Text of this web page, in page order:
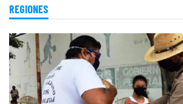
REGIONES